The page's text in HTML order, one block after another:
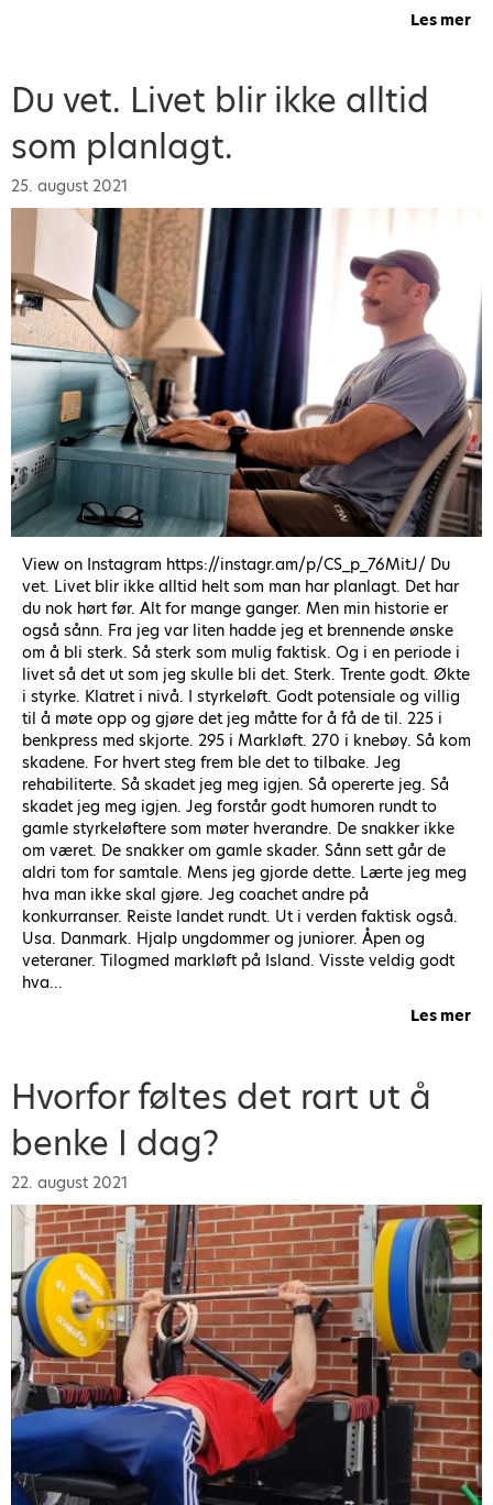
Les mer
Du vet. Livet blir ikke alltid
som planlagt.
25. august 2021
View on Instagram https://instagr.am/p/CS_p_76MitJ/ Du
vet. Livet blir ikke alltid helt som man har planlagt. Det har
du nok hørt før. Alt for mange ganger. Men min historie er
også sånn. Fra jeg var liten hadde jeg et brennende ønske
om å bli sterk. Så sterk som mulig faktisk. Og i en periode i
livet så det ut som jeg skulle bli det. Sterk. Trente godt. Økte
i styrke. Klatret i nivå. I styrkeløft. Godt potensiale og villig
til å møte opp og gjøre det jeg måtte for å få de til. 225 i
benkpress med skjorte. 295 i Markløft. 270 i knebøy. Så kom
skadene. For hvert steg frem ble det to tilbake. Jeg
rehabiliterte. Så skadet jeg meg igjen. Så opererte jeg. Så
skadet jeg meg igjen. Jeg forstår godt humoren rundt to
gamle styrkeløftere som møter hverandre. De snakker ikke
om været. De snakker om gamle skader. Sånn sett går de
aldri tom for samtale. Mens jeg gjorde dette. Lærte jeg meg
hva man ikke skal gjøre. Jeg coachet andre på
konkurranser. Reiste landet rundt. Ut i verden faktisk også.
Usa. Danmark. Hjalp ungdommer og juniorer. Åpen og
veteraner. Tilogmed markløft på Island. Visste veldig godt
hva...
Les mer
Hvorfor føltes det rart ut å
benke I dag?
22. august 2021